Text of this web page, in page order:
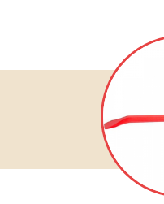
Инструмент
Документация